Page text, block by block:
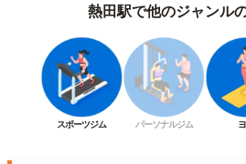
熱田駅で他のジャンル
スポーツジム パーソナルジム